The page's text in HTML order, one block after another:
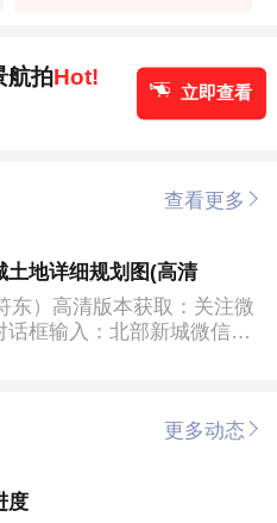
航拍Hot!
立即查看
查看更多
土地详细规划图(高清
东）高清版本获取：关注微
框输入：北部新城微信公
更多动态
度